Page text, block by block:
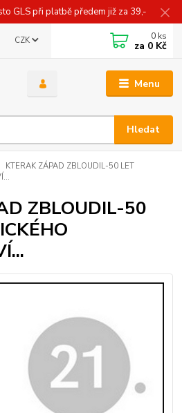
GLS při platbě předem již za 39,-
Menu
CZK
Hledat
0 ks
za 0 Kč
KTERAK ZÁPAD ZBLOUDIL-50 LET
ZBLOUDIL-50